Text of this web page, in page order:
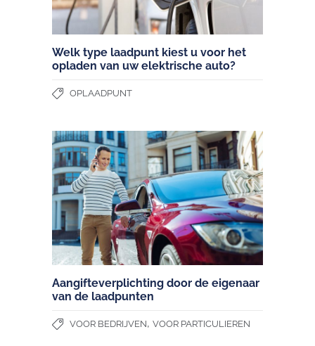
Welk type laadpunt kiest u voor het
opladen van uw elektrische auto?
OPLAADPUNT
Aangifteverplichting door de eigenaar
van de laadpunten
VOOR BEDRIJVEN, VOOR PARTICULIEREN